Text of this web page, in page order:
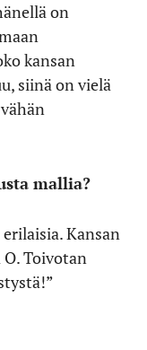
on
kansan
siinä on vielä
mallia?
Kansan
Toivotan